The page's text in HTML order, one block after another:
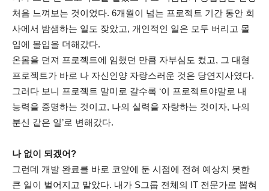
처음 느껴보는 것이었다. 6개월이 넘는 프로젝트 기간 동안 회
사에서 밤샘하는 일도 잦았고, 개인적인 일은 모두 버리고 몰
입에 몰입을 더해갔다.
온몸을 던져 프로젝트에 임했던 만큼 자부심도 컸고, 그 대형
프로젝트가 바로 나 자신인양 자랑스러운 것은 당연지사였다.
그러다 보니 프로젝트 말미로 갈수록 ‘이 프로젝트야말로 내
능력을 증명하는 것이고, 나의 실력을 자랑하는 것이자, 나의
분신 같은 일’로 변해갔다.
나 없이 되겠어?
그런데 개발 완료를 바로 코앞에 둔 시점에 전혀 예상치 못한
큰 일이 벌어지고 말았다. 내가 S그룹 전체의 IT 전문가로 뽑혀